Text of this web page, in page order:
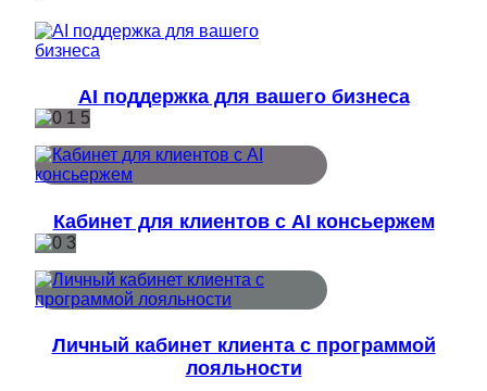
AI поддержка для вашего бизнеса
Кабинет для клиентов с AI консьержем
Личный кабинет клиента с программой
лояльности